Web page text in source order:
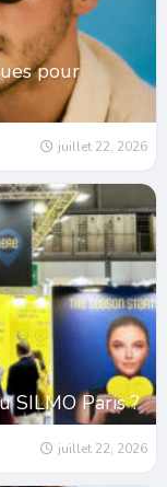
pour
juillet 22, 2026
SILMO Paris ?
juillet 22, 2026